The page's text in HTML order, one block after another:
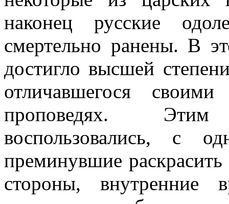
наконец русские
смертельно ранены. В
достигло высшей
отличавшегося
проповедях.
воспользовались, с
преминувшие
стороны, внутренние